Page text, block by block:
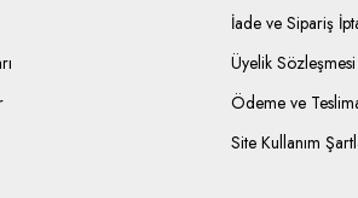
İade ve Sipariş
Üyelik Sözleşmesi
Ödeme ve
Site Kullanım